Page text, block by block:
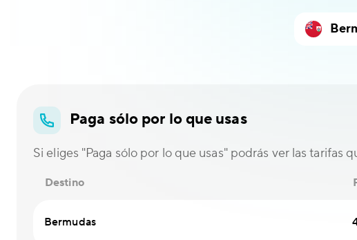
Paga sólo por lo que usas
Si eliges "Paga sólo por lo que usas" podrás ver las
Destino
Bermudas